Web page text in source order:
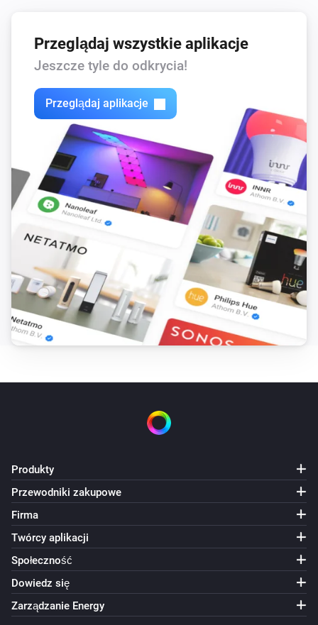
Przeglądaj wszystkie aplikacje
Jeszcze tyle do odkrycia!
Przeglądaj aplikacje
Produkty
Przewodniki zakupowe
Firma
Twórcy aplikacji
Społeczność
Dowiedz się
Zarządzanie Energy